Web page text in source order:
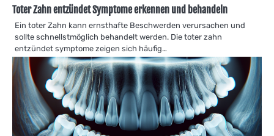
Toter Zahn entzündet Symptome erkennen und behandeln
Ein toter Zahn kann ernsthafte Beschwerden verursachen und
sollte schnellstmöglich behandelt werden. Die toter zahn
entzündet symptome zeigen sich häufig…